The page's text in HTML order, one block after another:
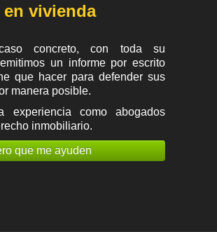
vivienda
concreto, con toda su
un informe por escrito
que hacer para defender sus
manera posible.
experiencia como abogados
inmobiliario.
que me ayuden